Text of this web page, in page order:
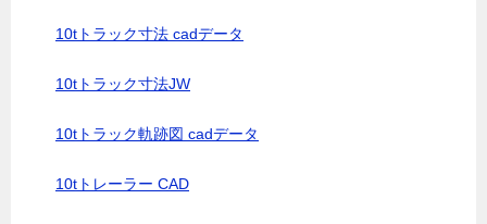
10tトラック寸法 cadデータ
10tトラック寸法JW
10tトラック軌跡図 cadデータ
10tトレーラー CAD